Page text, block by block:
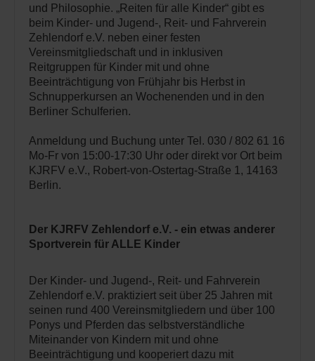
und Philosophie. „Reiten für alle Kinder“ gibt es
beim Kinder- und Jugend-, Reit- und Fahrverein
Zehlendorf e.V. neben einer festen
Vereinsmitgliedschaft und in inklusiven
Reitgruppen für Kinder mit und ohne
Beeinträchtigung von Frühjahr bis Herbst in
Schnupperkursen an Wochenenden und in den
Berliner Schulferien.
Anmeldung und Buchung unter Tel. 030 / 802 61 16
Mo-Fr von 15:00-17:30 Uhr oder direkt vor Ort beim
KJRFV e.V., Robert-von-Ostertag-Straße 1, 14163
Berlin.
Der KJRFV Zehlendorf e.V. - ein etwas anderer
Sportverein für ALLE Kinder
Der Kinder- und Jugend-, Reit- und Fahrverein
Zehlendorf e.V. praktiziert seit über 25 Jahren mit
seinen rund 400 Vereinsmitgliedern und über 100
Ponys und Pferden das selbstverständliche
Miteinander von Kindern mit und ohne
Beeinträchtigung und kooperiert dazu mit